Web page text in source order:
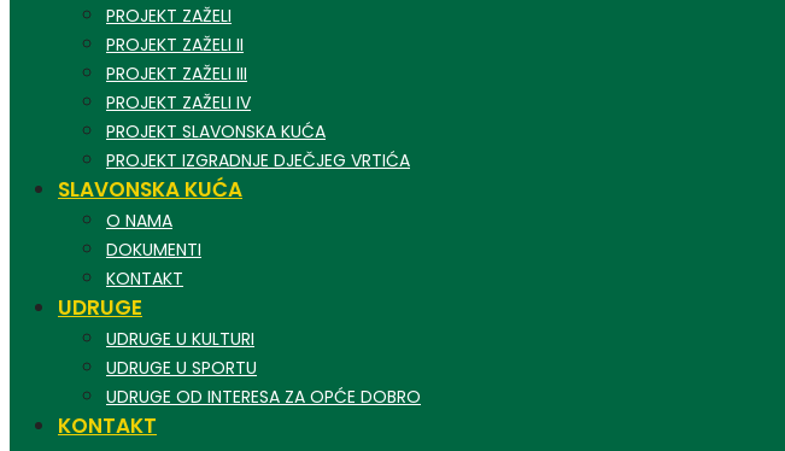
PROJEKT ZAŽELI
PROJEKT ZAŽELI II
PROJEKT ZAŽELI III
PROJEKT ZAŽELI IV
PROJEKT SLAVONSKA KUĆA
PROJEKT IZGRADNJE DJEČJEG VRTIĆA
SLAVONSKA KUĆA
O NAMA
DOKUMENTI
KONTAKT
UDRUGE
UDRUGE U KULTURI
UDRUGE U SPORTU
UDRUGE OD INTERESA ZA OPĆE DOBRO
KONTAKT